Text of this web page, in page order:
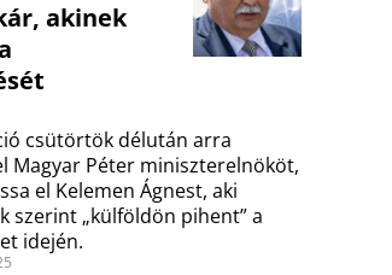
akinek
csütörtök délután arra
Magyar Péter miniszterelnököt,
el Kelemen Ágnest, aki
szerint „külföldön pihent” a
idején.